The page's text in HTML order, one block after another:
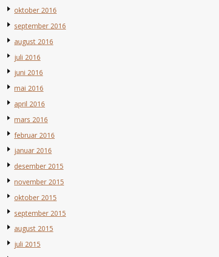
oktober 2016
september 2016
august 2016
juli 2016
juni 2016
mai 2016
april 2016
mars 2016
februar 2016
januar 2016
desember 2015
november 2015
oktober 2015
september 2015
august 2015
juli 2015